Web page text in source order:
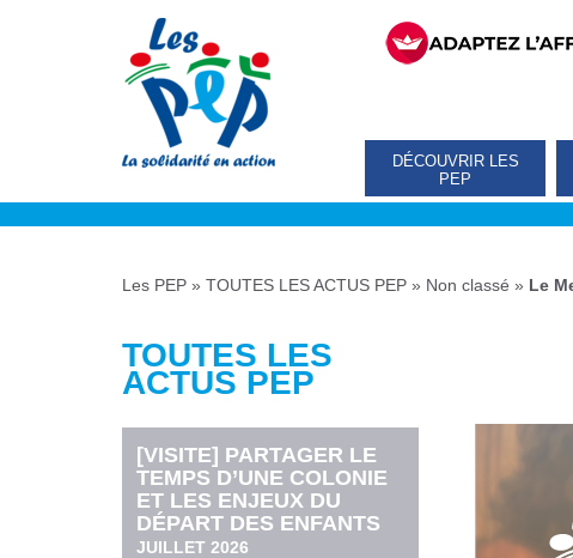
DÉCOUVRIR LES
PEP
Les PEP » TOUTES LES ACTUS PEP » Non classé » Le
TOUTES LES
ACTUS PEP
[VISITE] PARTAGER LE
TEMPS D’UNE COLONIE
ET LES ENJEUX DU
DÉPART DES ENFANTS
JUILLET 2026